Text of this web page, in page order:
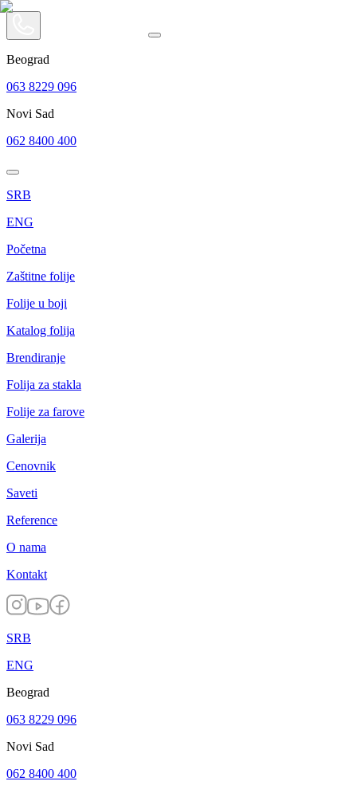
Beograd
063 8229 096
Novi Sad
062 8400 400
SRB
ENG
Početna
Zaštitne folije
Folije u boji
Katalog folija
Brendiranje
Folija za stakla
Folije za farove
Galerija
Cenovnik
Saveti
Reference
O nama
Kontakt
SRB
ENG
Beograd
063 8229 096
Novi Sad
062 8400 400